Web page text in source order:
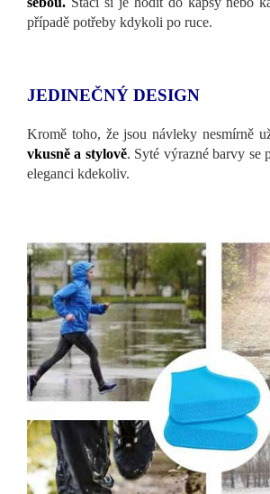
případě potřeby kdykoli po ruce.
JEDINEČNÝ DESIGN
Kromě toho, že jsou návleky nesmírně
vkusně a stylově. Syté výrazné barvy se
eleganci kdekoliv.